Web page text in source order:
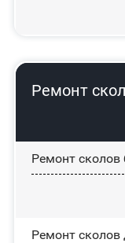
Ремонт
Ремонт сколов
Ремонт сколов